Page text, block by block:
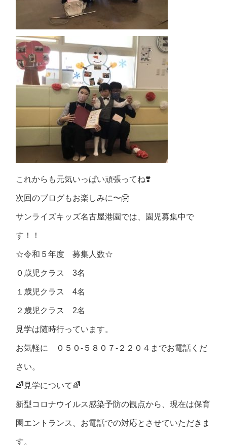
これからも元気いっぱい頑張ってね❣️
次回のブログもお楽しみに〜🤗
サンライズキッズ名古屋港園では、園児募集中で
す！！
☆令和５年度 募集人数☆
０歳児クラス 3名
１歳児クラス 4名
２歳児クラス 2名
見学は随時行っています。
お気軽に ０５０-５８０７-２２０４までお電話くだ
さい。
🌈見学について🌈
新型コロナウイルス感染予防の観点から、現在は保育
園エントランス、お電話での対応とさせていただきま
す。